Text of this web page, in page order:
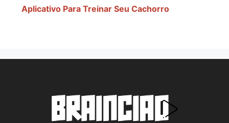
Aplicativo Para Treinar Seu Cachorro